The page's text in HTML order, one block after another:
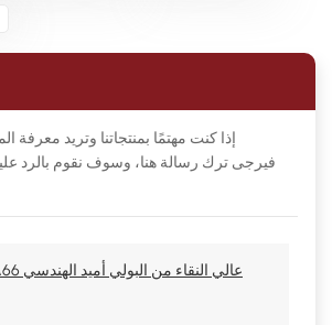
إذا كنت مهتمًا بمنتجاتنا وتريد معرفة
فيرجى ترك رسالة هنا، وسوف نقوم بالرد